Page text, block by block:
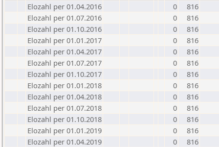
Elozahl per 01.04.2016
0
816
Elozahl per 01.07.2016
0
816
Elozahl per 01.10.2016
0
816
Elozahl per 01.01.2017
0
816
Elozahl per 01.04.2017
0
816
Elozahl per 01.07.2017
0
816
Elozahl per 01.10.2017
0
816
Elozahl per 01.01.2018
0
816
Elozahl per 01.04.2018
0
816
Elozahl per 01.07.2018
0
816
Elozahl per 01.10.2018
0
816
Elozahl per 01.01.2019
0
816
Elozahl per 01.04.2019
0
816